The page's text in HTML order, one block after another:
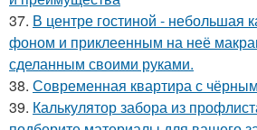
37. В центре гостиной - небольшая
фоном и приклеенным на неё
сделанным своими руками.
38. Современная квартира с
39. Калькулятор забора из